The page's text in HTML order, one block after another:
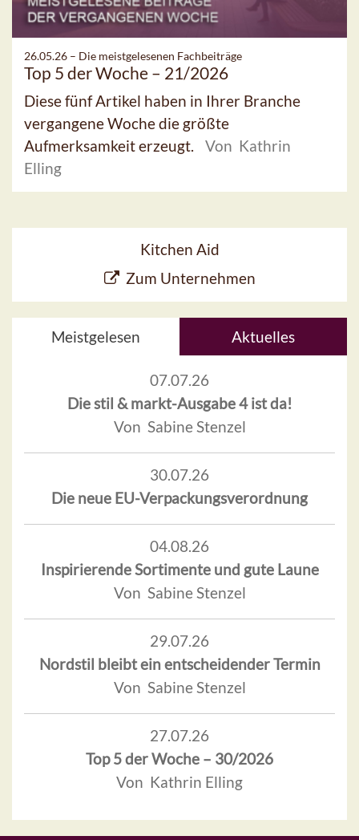
26.05.26 – Die meistgelesenen Fachbeiträge
Top 5 der Woche – 21/2026
Diese fünf Artikel haben in Ihrer Branche
vergangene Woche die größte
Aufmerksamkeit erzeugt.
Von Kathrin
Elling
Kitchen Aid
Zum Unternehmen
Meistgelesen Aktuelles
07.07.26
Die stil & markt-Ausgabe 4 ist da!
Von Sabine Stenzel
30.07.26
Die neue EU-Verpackungsverordnung
04.08.26
Inspirierende Sortimente und gute Laune
Von Sabine Stenzel
29.07.26
Nordstil bleibt ein entscheidender Termin
Von Sabine Stenzel
27.07.26
Top 5 der Woche – 30/2026
Von Kathrin Elling